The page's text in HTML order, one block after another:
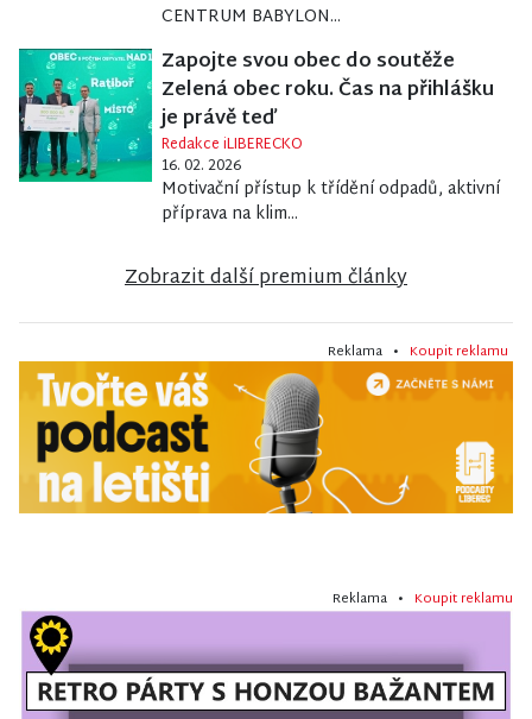
CENTRUM BABYLON...
Zapojte svou obec do soutěže
Zelená obec roku. Čas na přihlášku
je právě teď
Redakce iLIBERECKO
16. 02. 2026
Motivační přístup k třídění odpadů, aktivní
příprava na klim...
Zobrazit další premium články
Reklama • Koupit reklamu
Reklama • Koupit reklamu